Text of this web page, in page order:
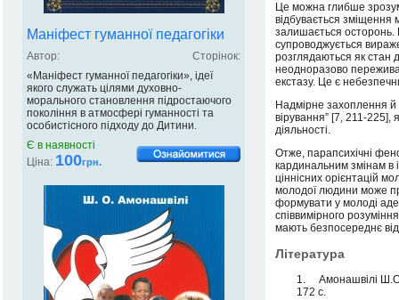
Маніфест гуманної педагогіки
Автор:
Сторінок:
«Маніфест гуманної педагогіки», ідеї
якого служать цілями духовно-
морального становлення підростаючого
покоління в атмосфері гуманності та
особистісного підходу до Дитини.
Є в наявності
Ціна: 100грн.
Це можна глибше
відбувається зміщення
залишається осторонь.
супроводжується
розглядаються як стан
неодноразово
екстазу. Це є
Надмірне захоплення й
вірування” [7, 211-225],
діяльності.
Отже, парапсихічні
кардинальним змінам в
ціннісних орієнтацій
молодої людини може
формувати у молоді
співвимірного
мають безпосереднє
Література
1. Амонашвілі Ш.О.
172 с.